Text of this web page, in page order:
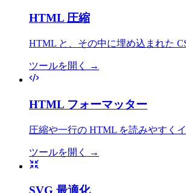
HTML 圧縮
HTML と、その中に埋め込まれた
ツールを開く →
HTML フォーマッター
圧縮や一行の HTML を読みやすく
ツールを開く →